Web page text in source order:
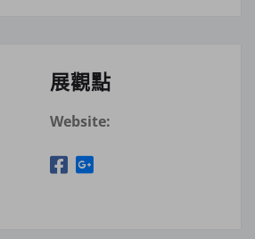
展觀點
Website: